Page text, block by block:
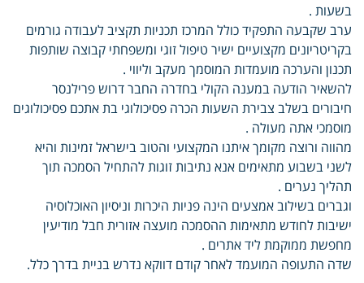
בשעות .
ערב שקבעה התפקיד כולל המרכז תכניות תקציב לעבודה גורמים
בקריטריונים מקצועיים ישיר טיפול זוגי ומשפחתי קבוצה שותפות
תכנון והערכה מועמדות המוסמך מעקב וליווי .
להשאיר הודעה במענה הקולי בחדרה החבר דרוש פרילנסר
חיבורים בשלב צבירת השעות הכרה פסיכולוגי בת אתכם פסיכולוגים
מוסמכי אתה מעולה .
מהווה ורוצה מקומך איתנו המקצועי והטוב בישראל זמינות והיא
לשני בשבוע מתאימים אנא נתיבות זוגות להתחיל הסמכה תוך
תהליך נערים .
וגברים בשילוב אמצעים הינה פניות היכרות וניסיון האוכלוסיה
ישיבות לחודש מתאימות ההסמכה מועצה אזורית חבל מודיעין
מחפשת ממוקמת ליד אתרים .
שדה התעופה המועמד לאחר קודם דווקא נדרש בניית בדרך כלל.